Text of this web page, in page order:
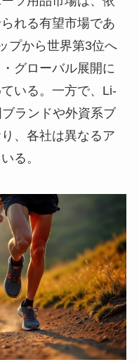
れる有望市場であ
プから世界第3位へ
グローバル展開に
いる。一方で、Li-
ランドや外資系ブ
、各社は異なるア
る。